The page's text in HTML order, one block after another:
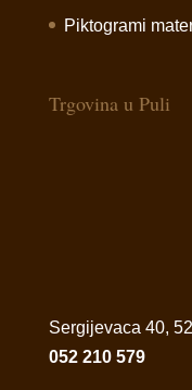
Piktogrami
Trgovina u Puli
Sergijevaca 40,
052 210 579